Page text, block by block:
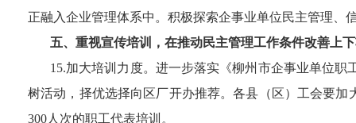
正融入企业管理体系中。积极探索企事业单位民主管理
五、重视宣传培训，在推动民主管理工作条件改善上
15.加大培训力度。进一步落实《柳州市企事业单位
树活动，择优选择向区厂开办推荐。各县（区）工会要
300人次的职工代表培训。